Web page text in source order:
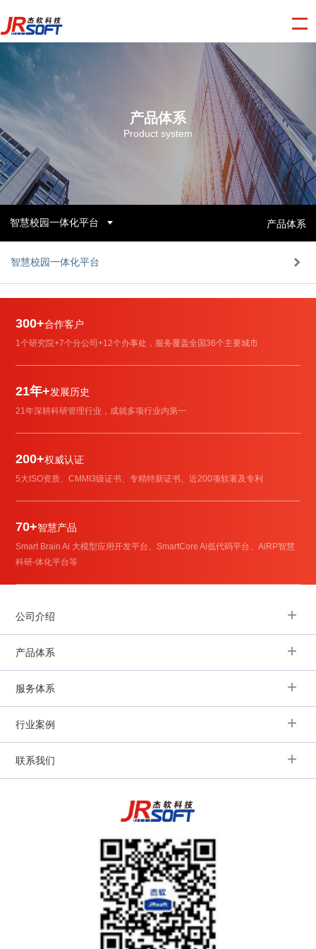
产品体系
Product system
智慧校园一体化平台 产品体系
智慧校园一体化平台
300+合作客户
1个研究院+7个分公司+12个办事处，服务覆盖全国36个主要城市
21年+发展历史
21年深耕科研管理行业，成就多项行业内第一
200+权威认证
5大ISO资质、CMMI3级证书、专精特新证书、近200项软著及专利
70+智慧产品
Smart Brain Ai 大模型应用开发平台、SmartCore Ai低代码平台、AiRP智慧
科研-体化平台等
公司介绍
产品体系
服务体系
行业案例
联系我们